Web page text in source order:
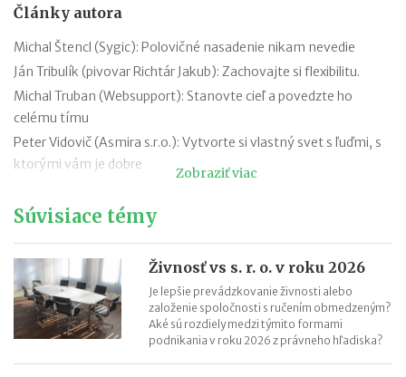
Články autora
Michal Štencl (Sygic): Polovičné nasadenie nikam nevedie
Ján Tribulík (pivovar Richtár Jakub): Zachovajte si flexibilitu.
Michal Truban (Websupport): Stanovte cieľ a povedzte ho
celému tímu
Peter Vidovič (Asmira s.r.o.): Vytvorte si vlastný svet s ľuďmi, s
ktorými vám je dobre
Peter Pukalovič (BE COOL, s.r.o.): Tešte sa z čiastkových
Peter Stanko (VÍNO MRVA & STANKO, a.s.): Lenivosť nie je
choroba, je to vlastnosť.
Katarína Remiaš (1st CLASS AGENCY, s.r.o.): Alfa a omega
úspechu sú radosť z práce, kreativita a dobré vzťahy
Petra Marko (ExtravaDansa): Po každej skúsenosti si trúfnete
Zobraziť viac
Súvisiace témy
Živnosť vs s. r. o. v roku 2026
Je lepšie prevádzkovanie živnosti alebo
založenie spoločnosti s ručením obmedzeným?
Aké sú rozdiely medzi týmito formami
podnikania v roku 2026 z právneho hľadiska?